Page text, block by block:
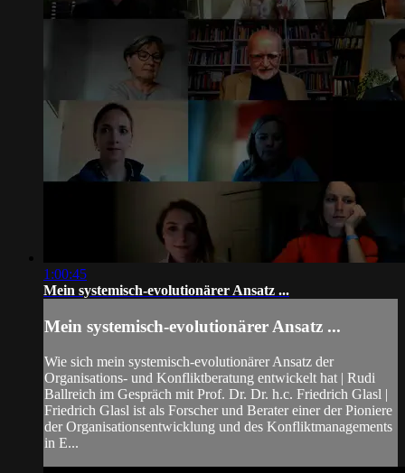
1:00:45
Mein systemisch-evolutionärer Ansatz ...
Mein systemisch-evolutionärer Ansatz ...
Wie sich mein systemisch-evolutionärer Ansatz der
Organisations- und Konfliktberatung entwickelt hat | Rudi
Ballreich im Gespräch mit Prof. Dr. Dr. h.c. Friedrich Glasl |
Friedrich Glasl ist als Forscher und Berater einer der Pioniere
der Organisationsentwicklung und des Konfliktmanagements
in E...